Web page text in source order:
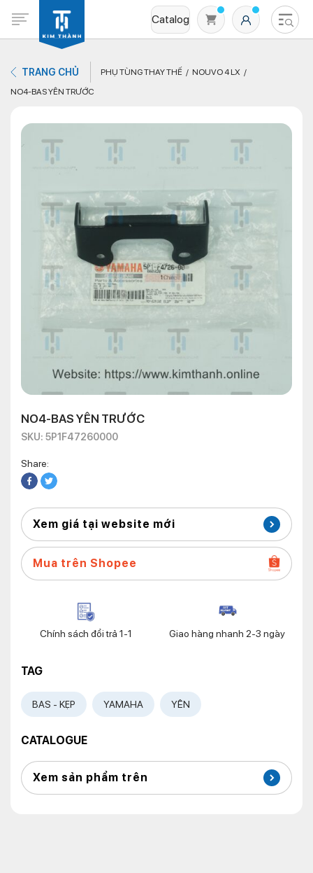
Catalog
Không có sản phẩm nào trong giỏ hàng
TRANG CHỦ PHỤ TÙNG THAY THẾ
NOUVO 4 LX
NO4-BAS YÊN TRƯỚC
NO4-BAS YÊN TRƯỚC
SKU: 5P1F47260000
Share:
Xem giá tại website mới
Mua trên Shopee
Chính sách đổi trả 1-1 Giao hàng nhanh 2-3 ngày
TAG
BAS - KẸP YAMAHA YÊN
CATALOGUE
Xem sản phẩm trên